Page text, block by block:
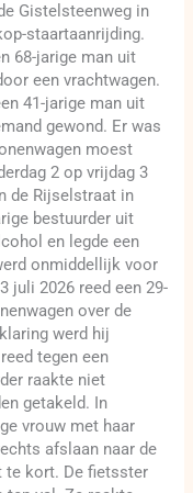
Gistelsteenweg in
staartaanrijding.
68-jarige man uit
een vrachtwagen.
41-jarige man uit
gewond. Er was
moest
2 op vrijdag 3
de Rijselstraat in
bestuurder uit
en legde een
onmiddellijk voor
juli 2026 reed een 29-
over de
werd hij
tegen een
raakte niet
getakeld. In
vrouw met haar
afslaan naar de
te kort. De fietsster